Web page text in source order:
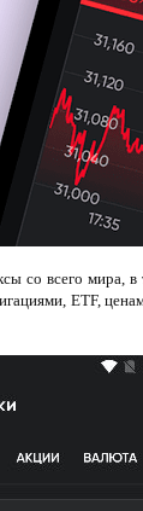
со всего мира,
ETF,